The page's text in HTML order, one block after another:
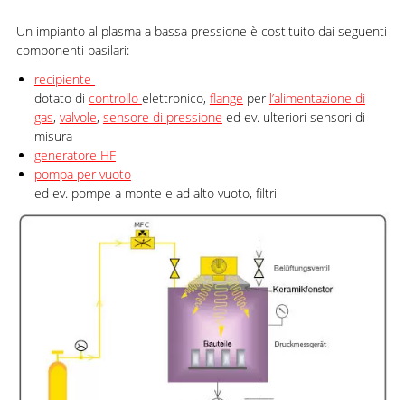
Un impianto al plasma a bassa pressione è costituito dai seguenti
componenti basilari:
recipiente
dotato di controllo elettronico, flange per l’alimentazione di
gas, valvole, sensore di pressione ed ev. ulteriori sensori di
misura
generatore HF
pompa per vuoto
ed ev. pompe a monte e ad alto vuoto, filtri